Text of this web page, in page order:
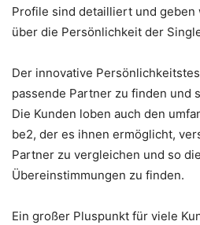
Profile sind detailliert und
über die Persönlichkeit der
Der innovative
passende Partner zu finden und
Die Kunden loben auch den
be2, der es ihnen ermöglicht,
Partner zu vergleichen und so
Übereinstimmungen zu finden.
Ein großer Pluspunkt für viele